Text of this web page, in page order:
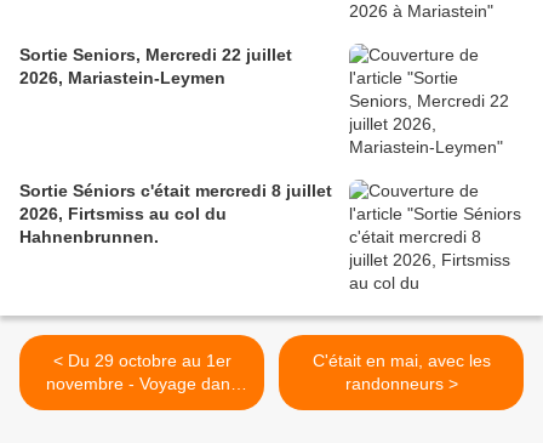
Sortie Seniors, Mercredi 22 juillet
2026, Mariastein-Leymen
Sortie Séniors c'était mercredi 8 juillet
2026, Firtsmiss au col du
Hahnenbrunnen.
< Du 29 octobre au 1er
novembre - Voyage dans
les Alpes suisses orientales
C'était en mai, avec les
randonneurs >